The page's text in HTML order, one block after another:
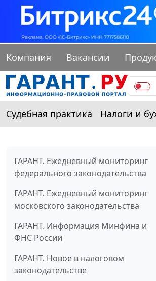
Компания Вакансии
Судебная практика Налоги и
ГАРАНТ. Ежедневный мониторинг
федерального законодательства
ГАРАНТ. Ежедневный мониторинг
московского законодательства
ГАРАНТ. Информация Минфина и
ФНС России
ГАРАНТ. Новое в налоговом
законодательстве